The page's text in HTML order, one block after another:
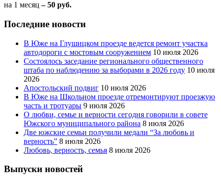
на 1 месяц – 50 руб.
Последние новости
В Юже на Глушицком проезде ведется ремонт участка
автодороги с мостовым сооружением 10 июля 2026
Состоялось заседание регионального общественного
штаба по наблюдению за выборами в 2026 году 10 июля
2026
Апостольский подвиг 10 июля 2026
В Юже на Школьном проезде отремонтируют проезжую
часть и тротуары 9 июля 2026
О любви, семье и верности сегодня говорили в совете
Южского муниципального района 8 июля 2026
Две южские семьи получили медали “За любовь и
верность” 8 июля 2026
Любовь, верность, семья 8 июля 2026
Выпуски новостей